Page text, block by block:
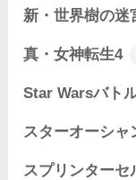
新・世界樹の迷
真・女神転生4
Star Warsバト
スターオーシャ
スプリンターセ